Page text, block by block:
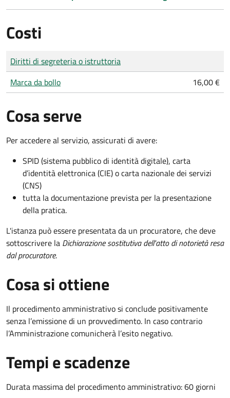
Costi
Tipo di pagamento
Importo
Diritti di segreteria o istruttoria
Marca da bollo
16,00 €
Cosa serve
Per accedere al servizio, assicurati di avere:
SPID (sistema pubblico di identità digitale), carta
d’identità elettronica (CIE) o carta nazionale dei servizi
(CNS)
tutta la documentazione prevista per la presentazione
della pratica.
L'istanza può essere presentata da un procuratore, che deve
sottoscrivere la Dichiarazione sostitutiva dell'atto di notorietà resa
dal procuratore.
Cosa si ottiene
Il procedimento amministrativo si conclude positivamente
senza l’emissione di un provvedimento. In caso contrario
l’Amministrazione comunicherà l’esito negativo.
Tempi e scadenze
Durata massima del procedimento amministrativo: 60 giorni